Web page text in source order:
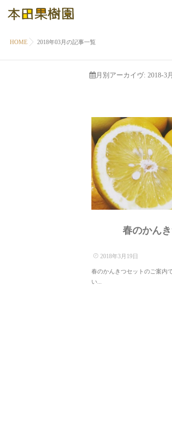
HOME 2018年03月の記事一覧
月別アーカイヴ: 2018-3月
春のかん
2018年3月19日
春のかんきつセットのご案内
い...